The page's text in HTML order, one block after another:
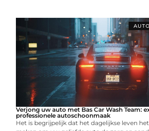
Verjong uw auto met Bas Car Wash Team:
professionele autoschoonmaak
Het is begrijpelijk dat het dagelijkse leven